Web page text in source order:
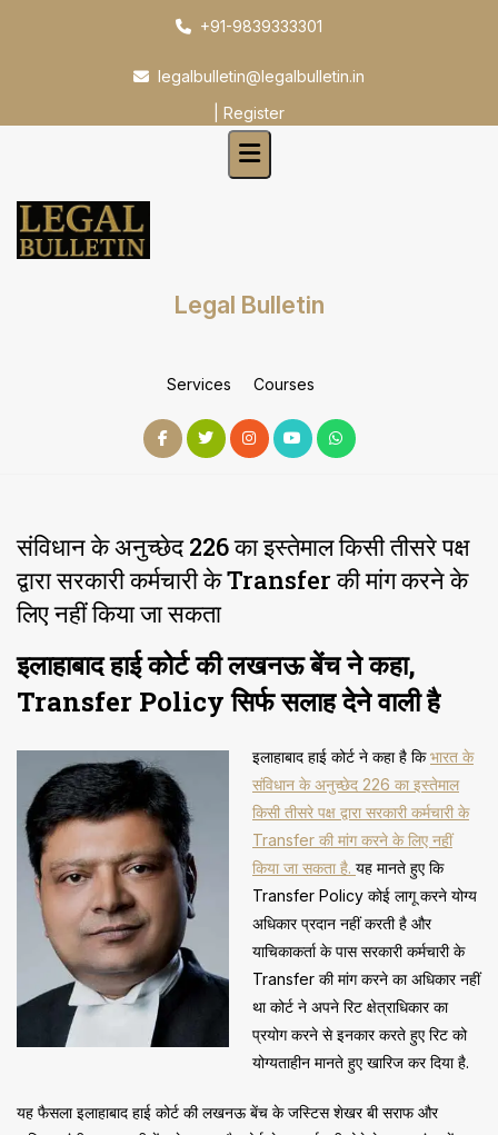
+91-9839333301
legalbulletin@legalbulletin.in
Register
Legal Bulletin
Services Courses
संविधान के अनुच्छेद 226 का इस्तेमाल किसी तीसरे पक्ष
द्वारा सरकारी कर्मचारी के Transfer की मांग करने के
लिए नहीं किया जा सकता
इलाहाबाद हाई कोर्ट की लखनऊ बेंच ने कहा,
Transfer Policy सिर्फ सलाह देने वाली है
इलाहाबाद हाई कोर्ट ने कहा है किभारत के
संविधान के अनुच्छेद 226 का इस्तेमाल
किसी तीसरे पक्ष द्वारा सरकारी कर्मचारी के
Transfer की मांग करने के लिए नहीं
किया जा सकता है. यह मानते हुए कि
Transfer Policy कोई लागू करने योग्य
अधिकार प्रदान नहीं करती है और
याचिकाकर्ता के पास सरकारी कर्मचारी के
Transfer की मांग करने का अधिकार नहीं
था कोर्ट ने अपने रिट क्षेत्राधिकार का
प्रयोग करने से इनकार करते हुए रिट को
योग्यताहीन मानते हुए खारिज कर दिया है.
यह फैसला इलाहाबाद हाई कोर्ट की लखनऊ बेंच के जस्टिस शेखर बी सराफ और